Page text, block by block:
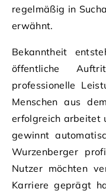
regelmäßig in
erwähnt.
Bekanntheit
öffentliche
professionelle
Menschen aus
erfolgreich arbeitet
gewinnt
Wurzenberger
Nutzer möchten
Karriere geprägt